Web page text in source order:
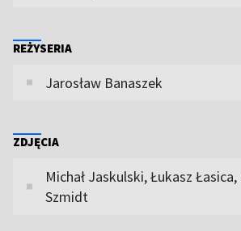
REŻYSERIA
Jarosław Banaszek
ZDJĘCIA
Michał Jaskulski, Łukasz
Szmidt